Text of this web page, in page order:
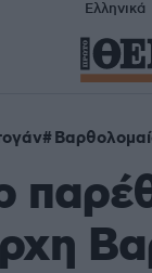
Ελληνικά